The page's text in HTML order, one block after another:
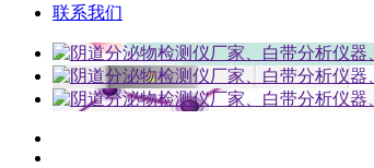
联系我们